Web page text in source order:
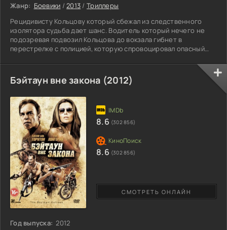
Жанр: Боевики /2013 /Триллеры
Рецидивисту Кольцову который сбежал из следственного
изолятора судьба дает шанс. Водитель который нечего не
подозревая подвозил Кольцова до вокзала гибнет в
перестрелке с полицией, которую спровоцировал опасный
своей дочери Вере, которую он собирается навестить после
двадцатипятилетней разлуки и смерти ее матери.
Бэйтаун вне закона (2012)
Год выпуска: 2012
СМОТРЕТЬ ОНЛАЙН
8.6 (302 856)
8.6 (302 856)